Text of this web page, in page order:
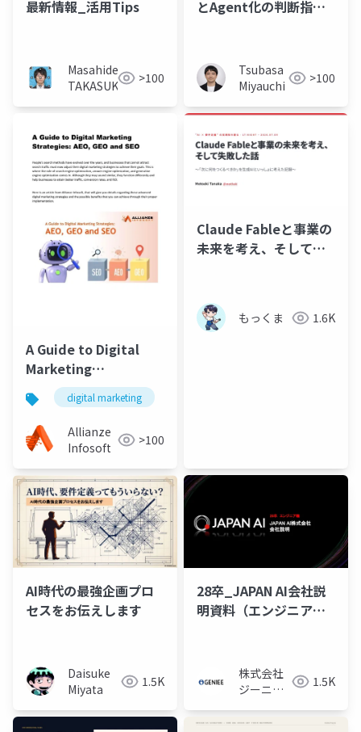
最新情報_活用Tips
Masahide
TAKASUKA
>100
とAgent化の判断指針
Tsubasa
Miyauchi
>100
A Guide to Digital
Marketing
Strategies- AEO, GEO
and SEO
digital marketing
Allianze
Infosoft
>100
Claude Fableと事業の
未来を考え、そして失
もっくま 1.6K
AI時代の最強企画プロ
セスをお伝えします
Daisuke
Miyata
1.5K
28卒_JAPAN AI会社説
明資料（エンジニア
株式会社
ジーニー
1.5K